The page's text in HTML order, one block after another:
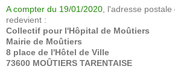
A compter du 19/01/2020 , l'adresse
redevient :
Collectif pour l'Hôpital de Moûtiers
Mairie de Moûtiers
8 place de l'Hôtel de Ville
73600 MOÛTIERS TARENTAISE